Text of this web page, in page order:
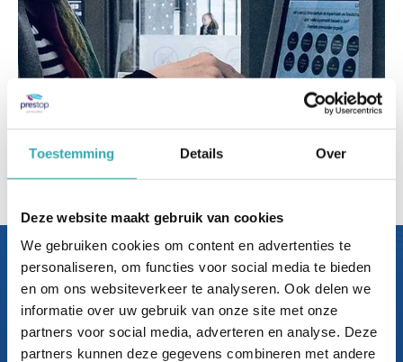
Toestemming Details Over
Deze website maakt gebruik van cookies
We gebruiken cookies om content en advertenties te
personaliseren, om functies voor social media te bieden
en om ons websiteverkeer te analyseren. Ook delen we
informatie over uw gebruik van onze site met onze
partners voor social media, adverteren en analyse. Deze
partners kunnen deze gegevens combineren met andere
terug naar overzicht
Bezoek nu
ons Interactieve Experience
Center.